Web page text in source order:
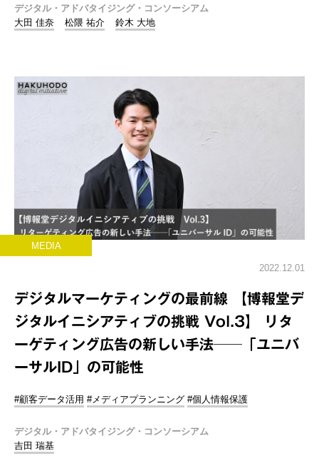
デジタル・アドバタイジング・コンソーシアム
大田 佳奈
松隈 祐介 鈴木 大地
MEDIA
2022.12.01
デジタルマーケティングの最前線 【博報堂デ
ジタルイニシアティブの挑戦 Vol.3】 リタ
ーゲティング広告の新しい手法──「ユニバ
ーサルID」の可能性
#顧客データ活用 #メディアプランニング #個人情報保護
デジタル・アドバタイジング・コンソーシアム
吉田 瑞基